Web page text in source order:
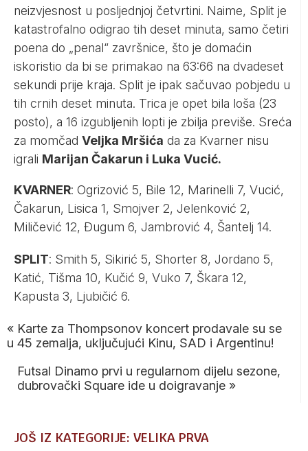
neizvjesnost u posljednjoj četvrtini. Naime, Split je
katastrofalno odigrao tih deset minuta, samo četiri
poena do „penal“ završnice, što je domaćin
iskoristio da bi se primakao na 63:66 na dvadeset
sekundi prije kraja. Split je ipak sačuvao pobjedu u
tih crnih deset minuta. Trica je opet bila loša (23
posto), a 16 izgubljenih lopti je zbilja previše. Sreća
za momčad Veljka Mršića da za Kvarner nisu
igrali Marijan Čakarun i Luka Vucić.
KVARNER: Ogrizović 5, Bile 12, Marinelli 7, Vucić,
Čakarun, Lisica 1, Smojver 2, Jelenković 2,
Miličević 12, Đugum 6, Jambrović 4, Šantelj 14.
SPLIT: Smith 5, Sikirić 5, Shorter 8, Jordano 5,
Katić, Tišma 10, Kučić 9, Vuko 7, Škara 12,
Kapusta 3, Ljubičić 6.
« Karte za Thompsonov koncert prodavale su se
u 45 zemalja, uključujući Kinu, SAD i Argentinu!
Futsal Dinamo prvi u regularnom dijelu sezone,
dubrovački Square ide u doigravanje »
JOŠ IZ KATEGORIJE: VELIKA PRVA